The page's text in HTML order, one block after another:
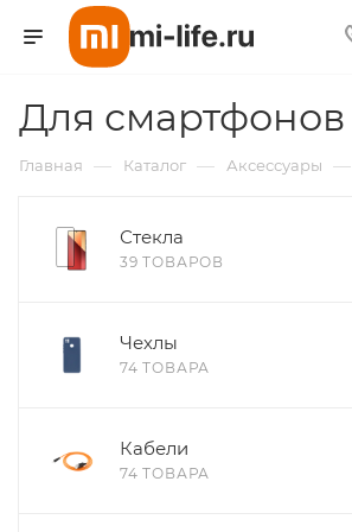
Для смартфонов
Главная — Каталог — Аксессуары —
Стекла
39 ТОВАРОВ
Чехлы
74 ТОВАРА
Кабели
74 ТОВАРА
Для клиентов всех банков
оплатуна части
без переплат
График платежей
25%